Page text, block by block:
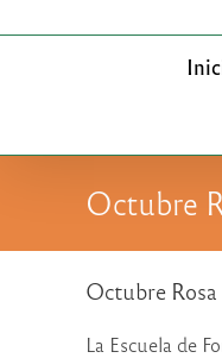
Octubre
Octubre Rosa
La Escuela de